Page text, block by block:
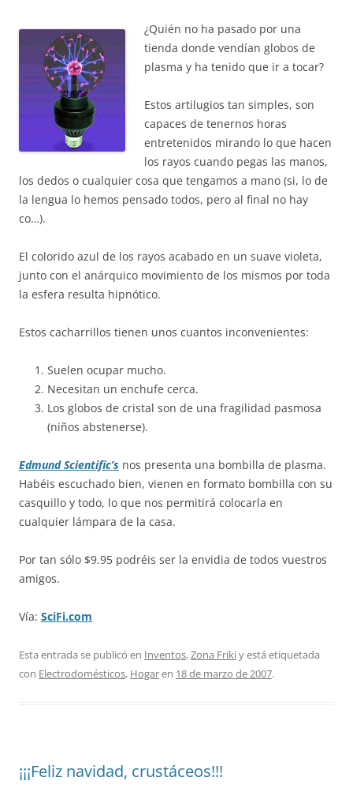
¿Quién no ha pasado por una
tienda donde vendían globos de
plasma y ha tenido que ir a tocar?
Estos artilugios tan simples, son
capaces de tenernos horas
entretenidos mirando lo que hacen
los rayos cuando pegas las manos,
los dedos o cualquier cosa que tengamos a mano (si, lo de
la lengua lo hemos pensado todos, pero al final no hay
co…).
El colorido azul de los rayos acabado en un suave violeta,
junto con el anárquico movimiento de los mismos por toda
la esfera resulta hipnótico.
Estos cacharrillos tienen unos cuantos inconvenientes:
Suelen ocupar mucho.
Necesitan un enchufe cerca.
Los globos de cristal son de una fragilidad pasmosa
(niños abstenerse).
Edmund Scientific’s nos presenta una bombilla de plasma.
Habéis escuchado bien, vienen en formato bombilla con su
casquillo y todo, lo que nos permitirá colocarla en
cualquier lámpara de la casa.
Por tan sólo $9.95 podréis ser la envidia de todos vuestros
amigos.
Vía: SciFi.com
Esta entrada se publicó en Inventos,Zona Frikiy está etiquetada
con Electrodomésticos, Hogaren 18 de marzo de 2007.
¡¡¡Feliz navidad, crustáceos!!!